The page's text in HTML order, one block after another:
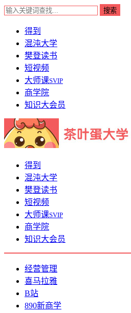
得到
混沌大学
樊登读书
短视频
大师课SVIP
商学院
知识大会员
得到
混沌大学
樊登读书
短视频
大师课SVIP
商学院
知识大会员
经营管理
喜马拉雅
B站
890新商学